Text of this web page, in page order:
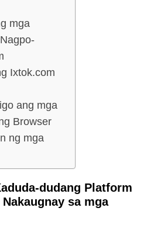
mga
Ixtok.com
ang mga
Browser
ng mga
dudang Platform
sa mga